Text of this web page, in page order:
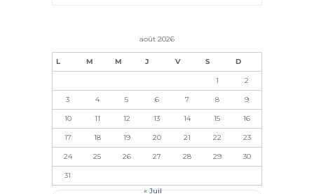
août 2026
L M M J V S D
1 2
3 4 5 6 7 8 9
10 11 12 13 14 15 16
17 18 19 20 21 22 23
24 25 26 27 28 29 30
31
« Juil